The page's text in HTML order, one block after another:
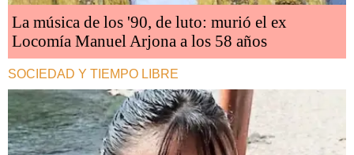
La música de los '90, de luto: murió el ex
Locomía Manuel Arjona a los 58 años
SOCIEDAD Y TIEMPO LIBRE